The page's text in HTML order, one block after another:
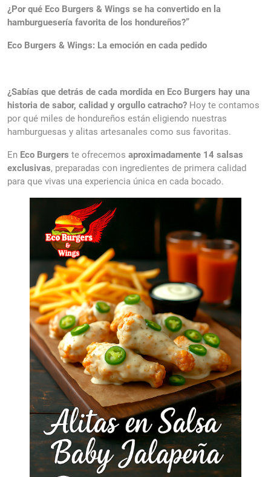
¿Por qué Eco Burgers & Wings se ha convertido en la
hamburguesería favorita de los hondureños?”
Eco Burgers & Wings: La emoción en cada pedido
¿Sabías que detrás de cada mordida en Eco Burgers hay una
historia de sabor, calidad y orgullo catracho? Hoy te contamos
por qué miles de hondureños están eligiendo nuestras
hamburguesas y alitas artesanales como sus favoritas.
En Eco Burgers te ofrecemos aproximadamente 14 salsas
exclusivas, preparadas con ingredientes de primera calidad
para que vivas una experiencia única en cada bocado.